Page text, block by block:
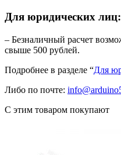
Для юридических лиц:
– Безналичный расчет
свыше 500 рублей.
Подробнее в разделе “Для
Либо по почте:
С этим товаром покупают